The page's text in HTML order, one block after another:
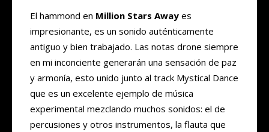
El hammond en Million Stars Away es
impresionante, es un sonido auténticamente
antiguo y bien trabajado. Las notas drone siempre
en mi inconciente generarán una sensación de paz
y armonía, esto unido junto al track Mystical Dance
que es un excelente ejemplo de música
experimental mezclando muchos sonidos: el de
percusiones y otros instrumentos, la flauta que